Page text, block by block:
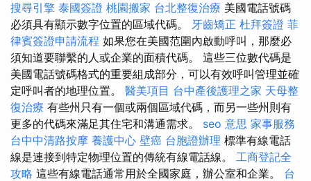
搜尋引擎 泰國簽證 桃園搬家 台北整復治療 美國電話號碼
必須具有顯示數字位置的區域代碼。 牙齒矯正 杜拜簽證 菲
律賓簽證申請流程 如果您在美國范圍內啟動呼叫，那麼必
須知道要聯繫的人或企業的面積代碼。 這些三位數代碼是
美國電話號碼格式的重要組成部分，可以有效呼叫管理並確
定呼叫者的地理位置。 醫美項目 台中產後護理之家 天母整
復治療 有些州只有一個或兩個區域代碼，而另一些州則有
更多的代碼來滿足其住宅和溝通需求。 seo 意思 家事服務
台中中清路按摩 養護中心 壁癌 台胞證辦理 標準有線電話
線是連接到特定物理位置的傳統有線電話線。 工商登記全
攻略 這些有線電話通常用於全國家庭，辦公室和企業。 台